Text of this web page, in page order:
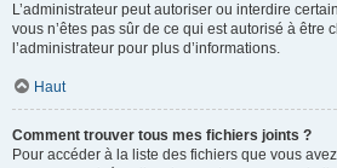
L’administrateur peut autoriser ou interdire
vous n’êtes pas sûr de ce qui est autorisé à être
l’administrateur pour plus d’informations.
Haut
Comment trouver tous mes fichiers joints ?
Pour accéder à la liste des fichiers que vous